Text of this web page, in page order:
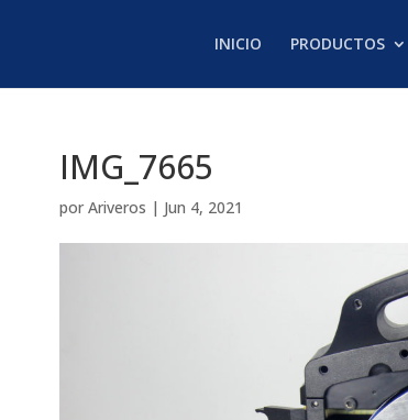
INICIO PRODUCTOS
IMG_7665
por Ariveros | Jun 4, 2021